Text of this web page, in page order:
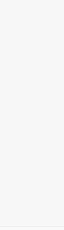
Öle
COCOATE
LINALOOL
NATRIUM-